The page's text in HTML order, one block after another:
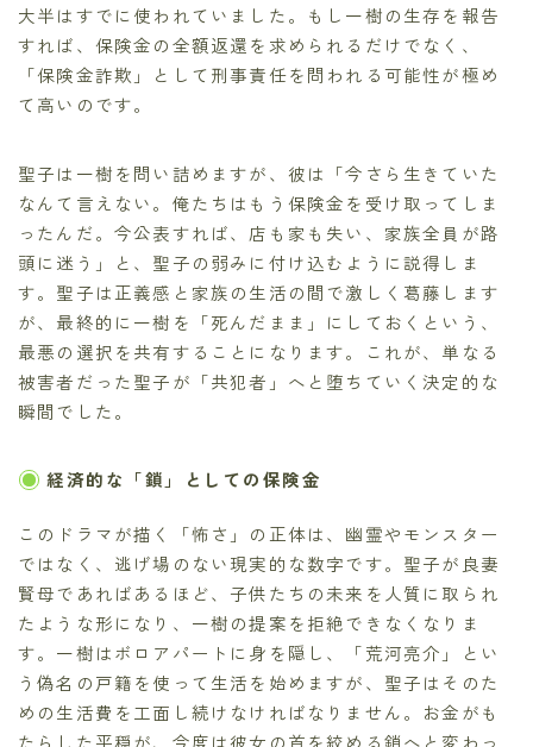
大半はすでに使われていました。もし一樹の生存を報告
すれば、保険金の全額返還を求められるだけでなく、
「保険金詐欺」として刑事責任を問われる可能性が極め
て高いのです。
聖子は一樹を問い詰めますが、彼は「今さら生きていた
なんて言えない。俺たちはもう保険金を受け取ってしま
ったんだ。今公表すれば、店も家も失い、家族全員が路
頭に迷う」と、聖子の弱みに付け込むように説得しま
す。聖子は正義感と家族の生活の間で激しく葛藤します
が、最終的に一樹を「死んだまま」にしておくという、
最悪の選択を共有することになります。これが、単なる
被害者だった聖子が「共犯者」へと堕ちていく決定的な
瞬間でした。
経済的な「鎖」としての保険金
このドラマが描く「怖さ」の正体は、幽霊やモンスター
ではなく、逃げ場のない現実的な数字です。聖子が良妻
賢母であればあるほど、子供たちの未来を人質に取られ
たような形になり、一樹の提案を拒絶できなくなりま
す。一樹はボロアパートに身を隠し、「荒河亮介」とい
う偽名の戸籍を使って生活を始めますが、聖子はそのた
めの生活費を工面し続けなければなりません。お金がも
たらした平穏が、今度は彼女の首を絞める鎖へと変わっ